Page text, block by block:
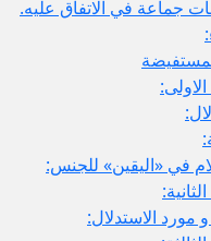
جماعة في الاتفاق عليه.
في «اليقين» للجنس:
مورد الاستدلال: